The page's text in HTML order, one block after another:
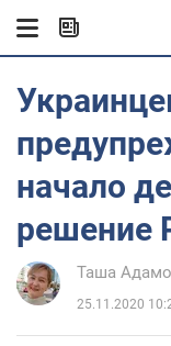
начало
решение
Таша
25.11.2020